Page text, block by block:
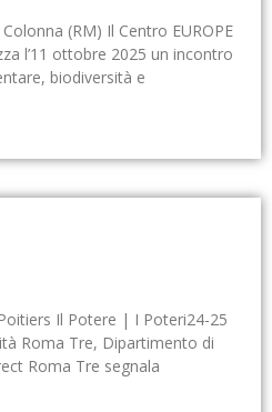
(RM) Il Centro EUROPE
l’11 ottobre 2025 un incontro
biodiversità e
Il Potere | I Poteri24-25
Roma Tre, Dipartimento di
Roma Tre segnala